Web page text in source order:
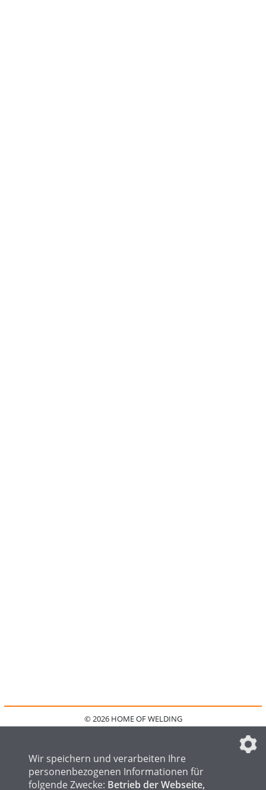
© 2026 HOME OF WELDING
IMPRESSUM
FAQ
DATENSCHUTZEINSTELLUNGEN
Wir speichern und verarbeiten Ihre
personenbezogenen Informationen für
folgende Zwecke: Betrieb der Webseite,